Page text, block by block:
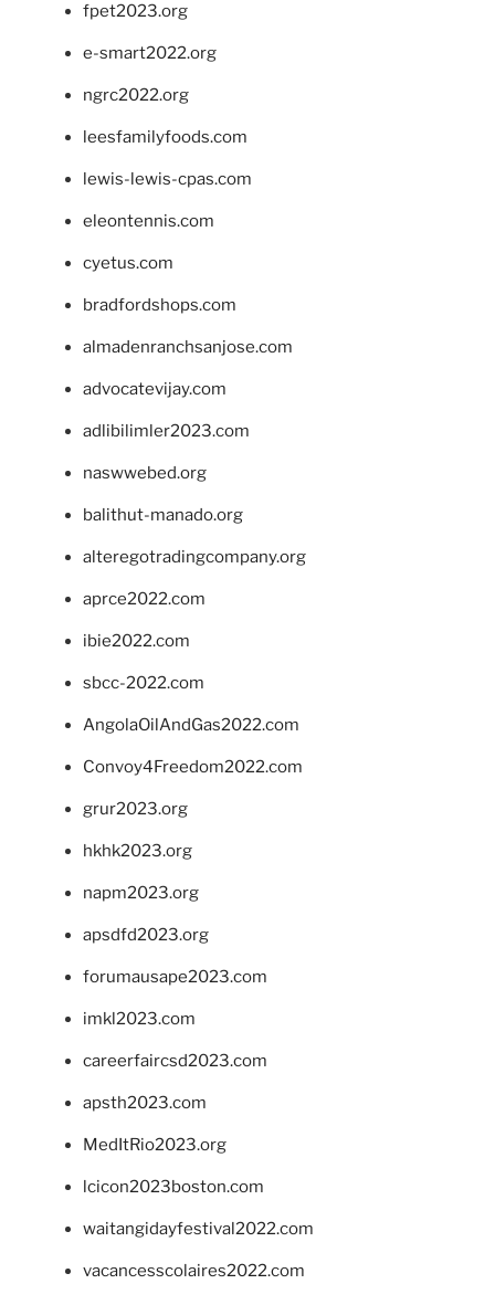
fpet2023.org
e-smart2022.org
ngrc2022.org
leesfamilyfoods.com
lewis-lewis-cpas.com
eleontennis.com
cyetus.com
bradfordshops.com
almadenranchsanjose.com
advocatevijay.com
adlibilimler2023.com
naswwebed.org
balithut-manado.org
alteregotradingcompany.org
aprce2022.com
ibie2022.com
sbcc-2022.com
AngolaOilAndGas2022.com
Convoy4Freedom2022.com
grur2023.org
hkhk2023.org
napm2023.org
apsdfd2023.org
forumausape2023.com
imkl2023.com
careerfaircsd2023.com
apsth2023.com
MedItRio2023.org
lcicon2023boston.com
waitangidayfestival2022.com
vacancesscolaires2022.com